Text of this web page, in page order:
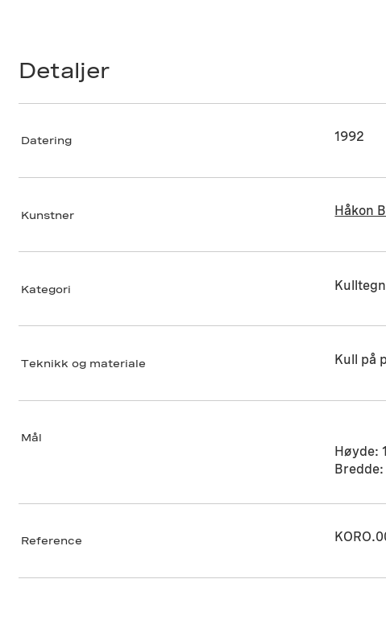
Detaljer
Datering 1992
Kunstner Håkon
Kategori
Teknikk og materiale Kull på
Mål
Høyde:
Reference